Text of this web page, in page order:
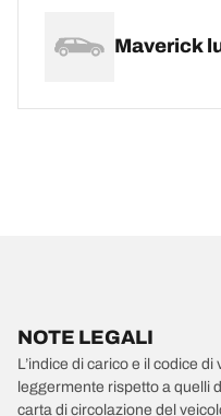
Maverick
NOTE LEGALI
L’indice di carico e il codice
leggermente rispetto a quelli
carta di circolazione del